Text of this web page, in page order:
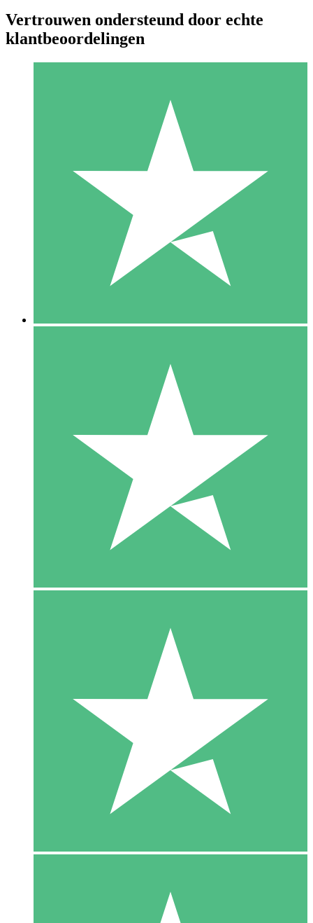
Individuele Creditpakketten
Betaal per gebruik met downloadtegoeden. Geen maandelijkse
1000
10 Downloaden
20 00
Vertrouwen ondersteund door echte
klantbeoordelingen